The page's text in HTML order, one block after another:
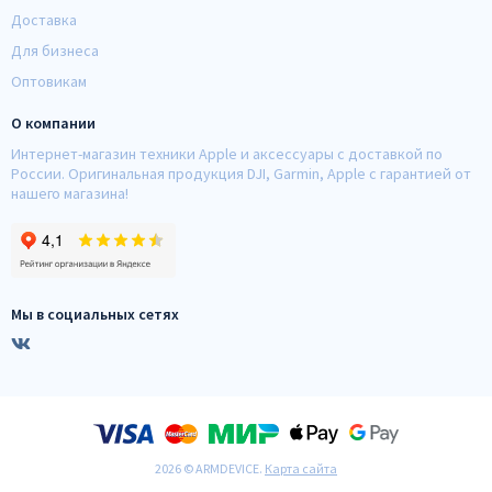
Плюсы:
Подойдет для работы неопытным операторам.
механическими аналогами.
Занимает только одну руку.
Может работать в трудных условиях.
Нужно следить за зарядом батареи и желательно иметь
Качество картинки может быть хуже, чем у
Заключение
Без стабилизаторов очень сложно снять качественное
Доставка
Для бизнеса
Оптовикам
О компании
Интернет-магазин техники Apple и аксессуары с доставкой по
России. Оригинальная продукция DJI, Garmin, Apple с гарантией от
нашего магазина!
Мы в социальных сетях
2026 © ARMDEVICE. Карта сайта